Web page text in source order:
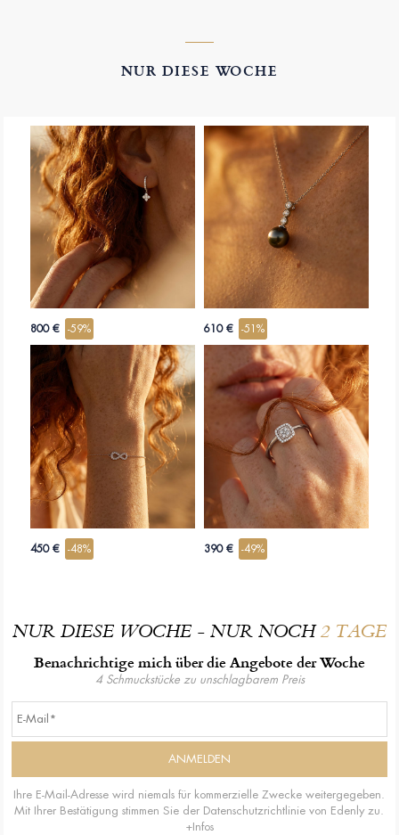
NUR DIESE WOCHE
800 € -59% 610 € -51%
450 € -48% 390 € -49%
NUR DIESE WOCHE - NUR NOCH2 TAGE
Benachrichtige mich über die Angebote der Woche
4 Schmuckstücke zu unschlagbarem Preis
Ihre E-Mail-Adresse wird niemals für kommerzielle Zwecke weitergegeben.
Mit Ihrer Bestätigung stimmen Sie der Datenschutzrichtlinie von Edenly zu.
+Infos